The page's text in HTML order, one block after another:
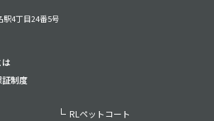
駅4丁目24番5号
は
証制度
RLペットコート